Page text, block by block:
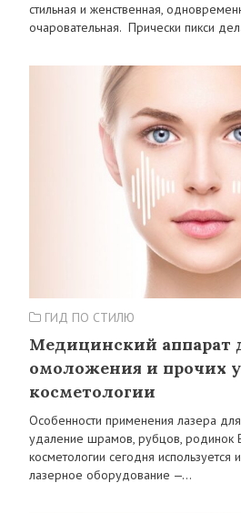
стильная и женственная,
очаровательная. Прически пикси
ГИД ПО СТИЛЮ
Медицинский аппарат
омоложения и прочих
косметологии
Особенности применения лазера
удаление шрамов, рубцов, родинок В
косметологии сегодня используется
лазерное оборудование —…